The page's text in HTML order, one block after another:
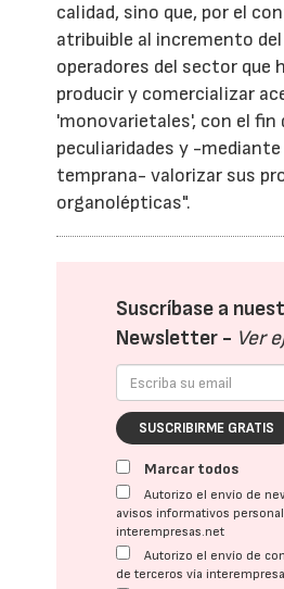
calidad, sino que, por el
atribuible al incremento
operadores del sector que
producir y comercializar
'monovarietales', con el fin
peculiaridades y -
temprana- valorizar sus
organolépticas".
Suscríbase a
Newsletter - Ver
SUSCRIBIRME GRATIS
Marcar todos
Autorizo el envío de
avisos informativos
interempresas.net
Autorizo el envío de
de terceros vía